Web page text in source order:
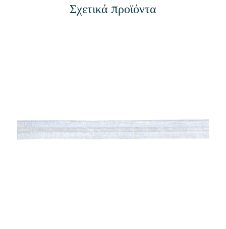
Σχετικά προϊόντα